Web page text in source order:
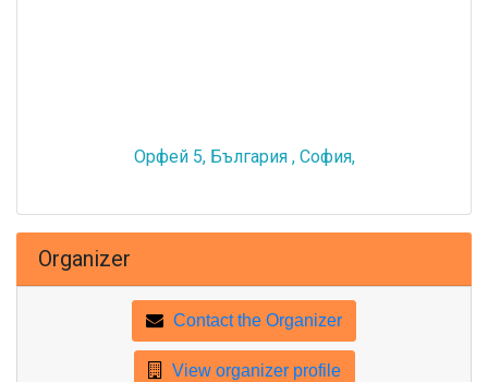
Орфей 5, България , София,
Organizer
Contact the Organizer
View organizer profile